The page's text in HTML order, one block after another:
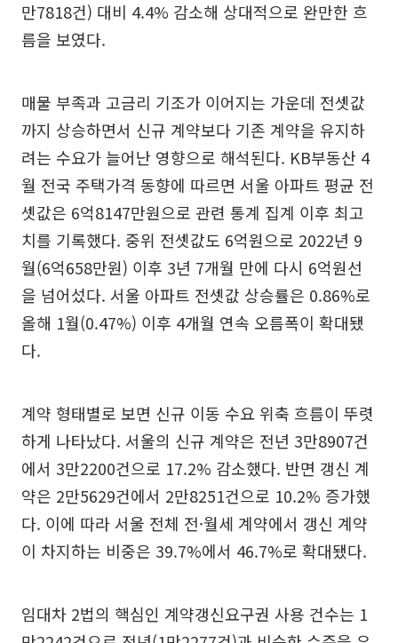
만7818건) 대비 4.4% 감소해 상대적으로 완만한 흐
름을 보였다.
매물 부족과 고금리 기조가 이어지는 가운데 전셋값
까지 상승하면서 신규 계약보다 기존 계약을 유지하
려는 수요가 늘어난 영향으로 해석된다. KB부동산 4
월 전국 주택가격 동향에 따르면 서울 아파트 평균 전
셋값은 6억8147만원으로 관련 통계 집계 이후 최고
치를 기록했다. 중위 전셋값도 6억원으로 2022년 9
월(6억658만원) 이후 3년 7개월 만에 다시 6억원선
을 넘어섰다. 서울 아파트 전셋값 상승률은 0.86%로
올해 1월(0.47%) 이후 4개월 연속 오름폭이 확대됐
다.
계약 형태별로 보면 신규 이동 수요 위축 흐름이 뚜렷
하게 나타났다. 서울의 신규 계약은 전년 3만8907건
에서 3만2200건으로 17.2% 감소했다. 반면 갱신 계
약은 2만5629건에서 2만8251건으로 10.2% 증가했
다. 이에 따라 서울 전체 전·월세 계약에서 갱신 계약
이 차지하는 비중은 39.7%에서 46.7%로 확대됐다.
임대차 2법의 핵심인 계약갱신요구권 사용 건수는 1